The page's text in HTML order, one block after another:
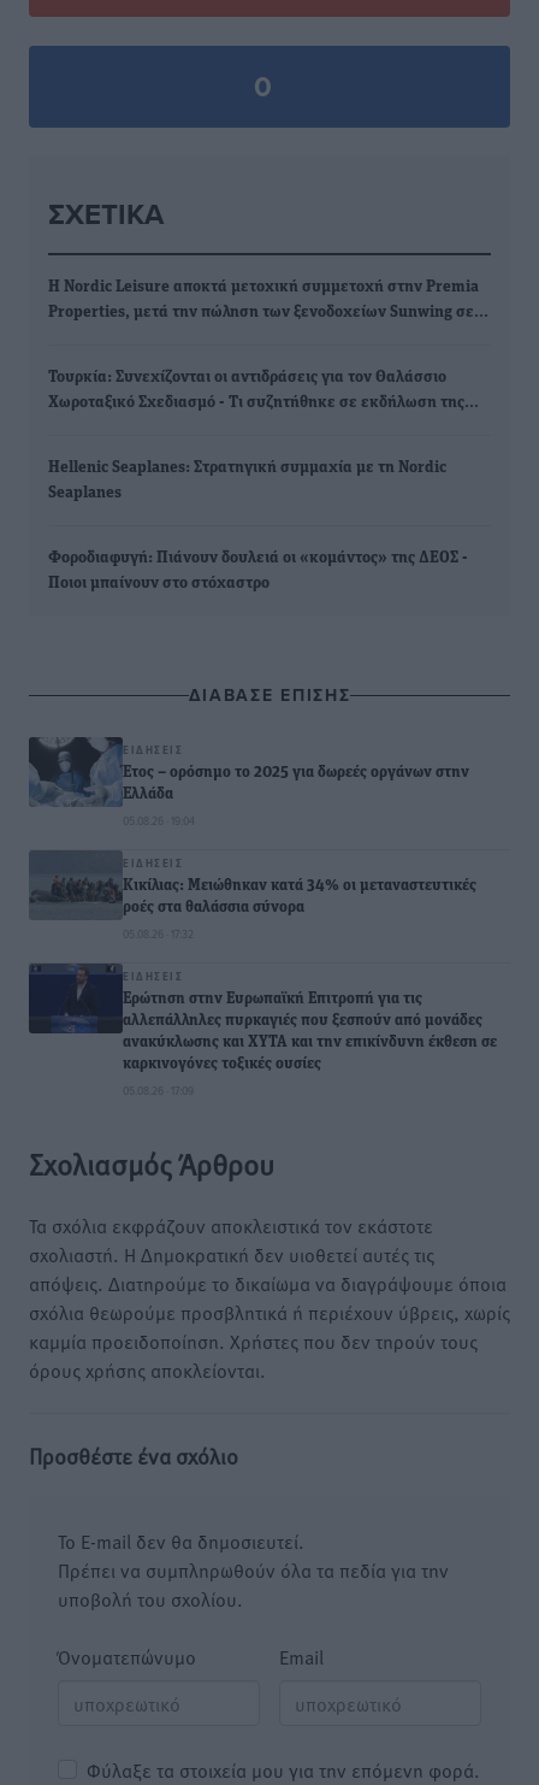
0
ΣΧΕΤΙΚΆ
Η Nordic Leisure αποκτά μετοχική συμμετοχή στην Premia
Properties, μετά την πώληση των ξενοδοχείων Sunwing σε…
Τουρκία: Συνεχίζονται οι αντιδράσεις για τον Θαλάσσιο
Χωροταξικό Σχεδιασμό - Τι συζητήθηκε σε εκδήλωση της…
Hellenic Seaplanes: Στρατηγική συμμαχία με τη Nordic
Seaplanes
Φοροδιαφυγή: Πιάνουν δουλειά οι «κομάντος» της ΔΕΟΣ -
Ποιοι μπαίνουν στο στόχαστρο
ΔΙΑΒΑΣΕ ΕΠΙΣΗΣ
ΕΙΔΉΣΕΙΣ
Έτος – ορόσημο το 2025 για δωρεές οργάνων στην
Ελλάδα
05.08.26 · 19:04
ΕΙΔΉΣΕΙΣ
Κικίλιας: Μειώθηκαν κατά 34% οι μεταναστευτικές
ροές στα θαλάσσια σύνορα
05.08.26 · 17:32
ΕΙΔΉΣΕΙΣ
Ερώτηση στην Ευρωπαϊκή Επιτροπή για τις
αλλεπάλληλες πυρκαγιές που ξεσπούν από μονάδες
ανακύκλωσης και ΧΥΤΑ και την επικίνδυνη έκθεση σε
καρκινογόνες τοξικές ουσίες
05.08.26 · 17:09
Σχολιασμός Άρθρου
Τα σχόλια εκφράζουν αποκλειστικά τον εκάστοτε
σχολιαστή. Η Δημοκρατική δεν υιοθετεί αυτές τις
απόψεις. Διατηρούμε το δικαίωμα να διαγράψουμε όποια
σχόλια θεωρούμε προσβλητικά ή περιέχουν ύβρεις, χωρίς
καμμία προειδοποίηση. Χρήστες που δεν τηρούν τους
όρους χρήσης αποκλείονται.
Προσθέστε ένα σχόλιο
Το E-mail δεν θα δημοσιευτεί.
Πρέπει να συμπληρωθούν όλα τα πεδία για την
υποβολή του σχολίου.
Όνοματεπώνυμο Email
Φύλαξε τα στοιχεία μου για την επόμενη φορά.